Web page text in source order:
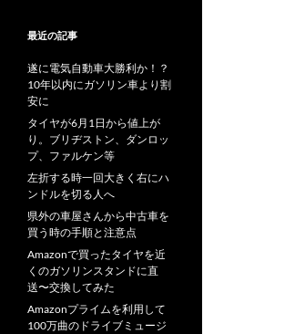
最近の記事
遂に電気自動車大勝利か！？
10年以内にガソリン車より割
安に
タイヤが6月1日から値上が
り。ブリヂストン、ダンロッ
プ、ファルケン等
左折する時一回大きく右にハ
ンドルを切る人へ
県外の車屋さんから中古車を
買う時の手順と注意点
Amazonで買ったタイヤを近
くのガソリンスタンドに直
送〜交換してみた
Amazonプライムを利用して
100万曲のドライブミュージ